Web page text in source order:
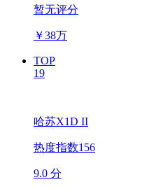
暂无评分
￥38万
TOP
19
哈苏X1D II
热度指数156
9.0 分